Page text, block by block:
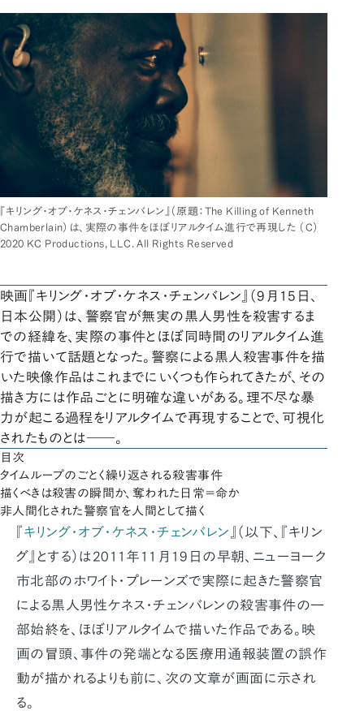
『キリング・オブ・ケネス・チェンバレン』（原題：The Killing of Kenneth
Chamberlain）は、実際の事件をほぼリアルタイム進行で再現した （C）
2020 KC Productions, LLC. All Rights Reserved
映画『キリング・オブ・ケネス・チェンバレン』（9月15日、
日本公開）は、警察官が無実の黒人男性を殺害するま
での経緯を、実際の事件とほぼ同時間のリアルタイム進
行で描いて話題となった。警察による黒人殺害事件を描
いた映像作品はこれまでにいくつも作られてきたが、その
描き方には作品ごとに明確な違いがある。理不尽な暴
力が起こる過程をリアルタイムで再現することで、可視化
されたものとは――。
目次
タイムループのごとく繰り返される殺害事件
描くべきは殺害の瞬間か、奪われた日常＝命か
非人間化された警察官を人間として描く
『キリング・オブ・ケネス・チェンバレン 』（以下、『キリン
グ』とする）は2011年11月19日の早朝、ニューヨーク
市北部のホワイト・プレーンズで実際に起きた警察官
による黒人男性ケネス・チェンバレンの殺害事件の一
部始終を、ほぼリアルタイムで描いた作品である。映
画の冒頭、事件の発端となる医療用通報装置の誤作
動が描かれるよりも前に、次の文章が画面に示され
る。